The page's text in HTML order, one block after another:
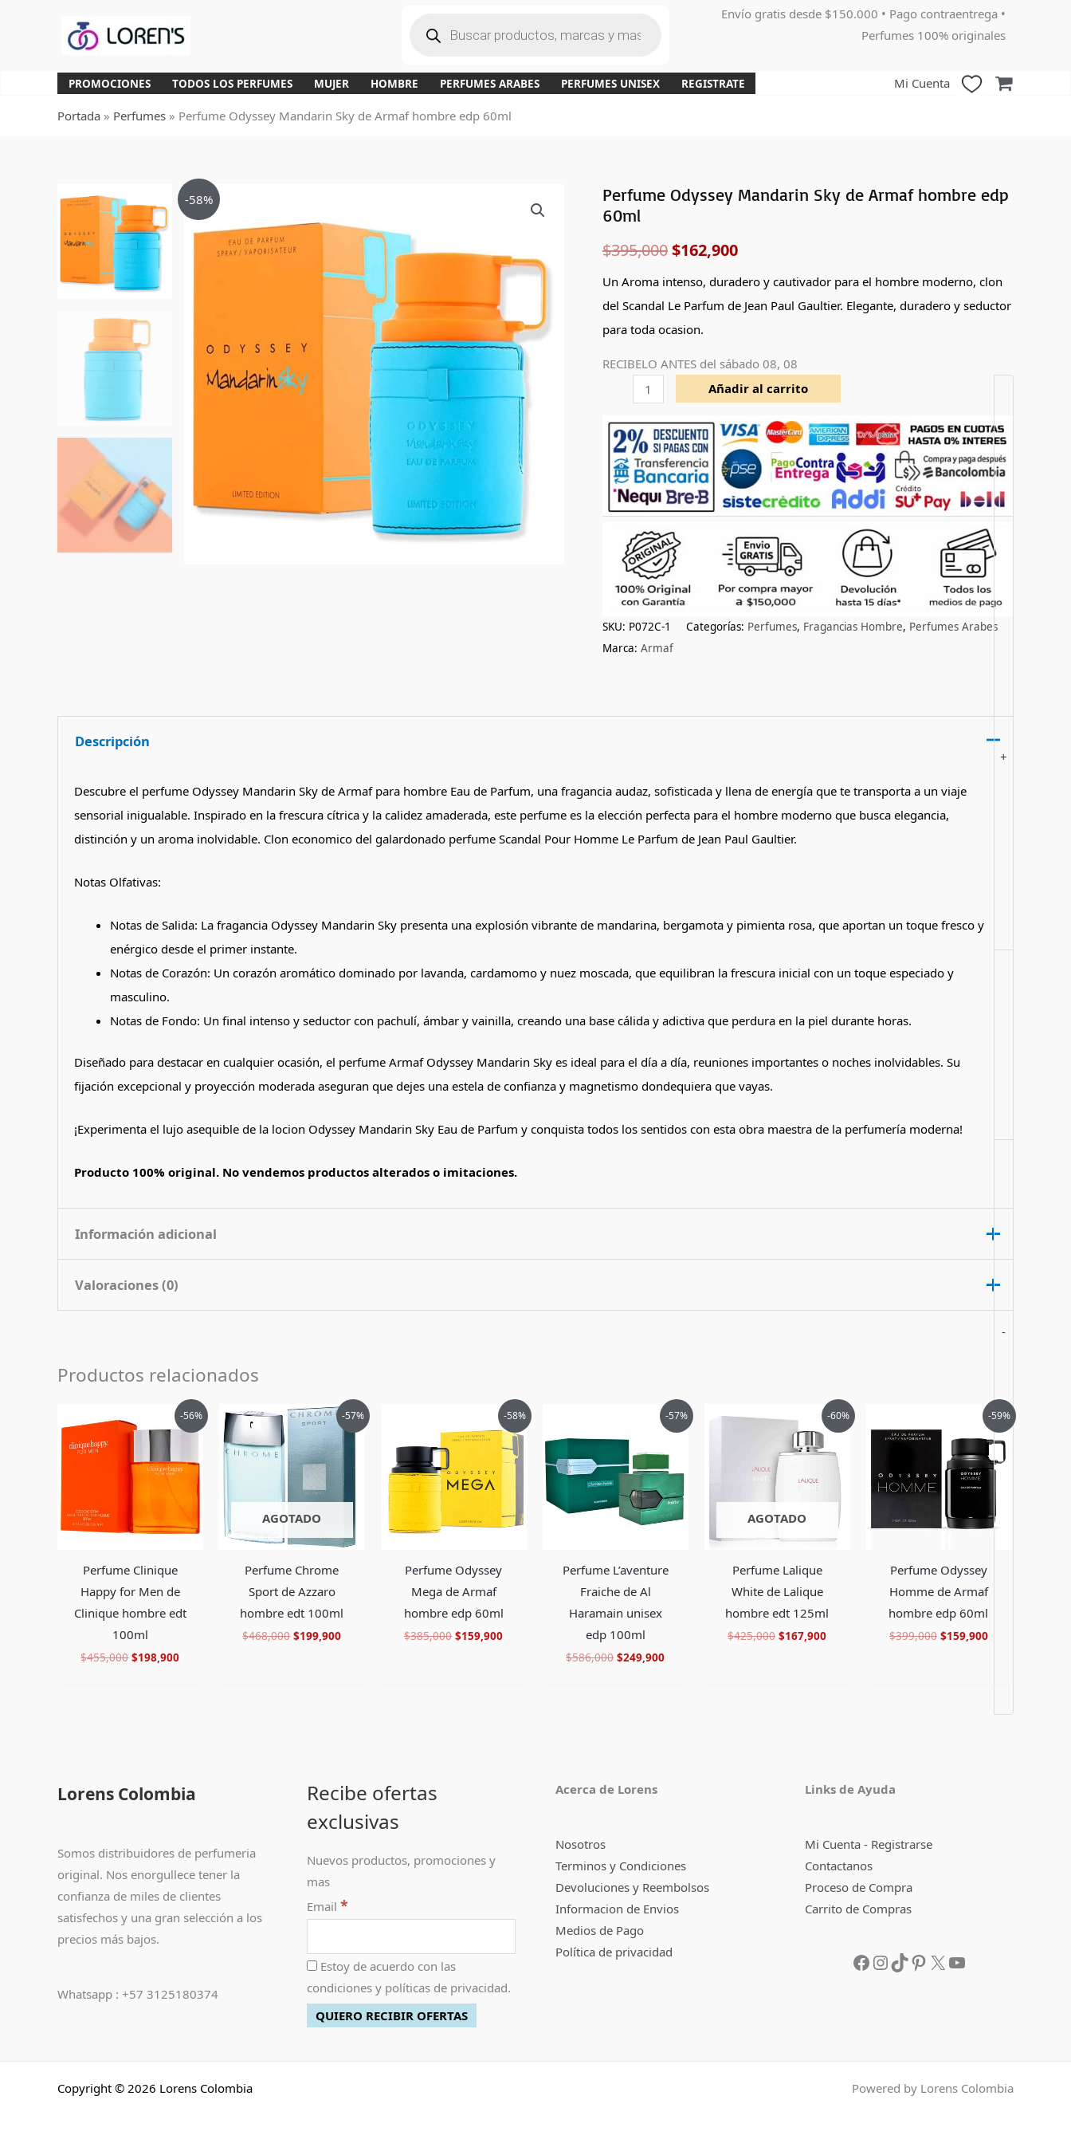
a
d
e
r
o
Envío gratis desde $150.000 • Pago contraentrega •
Perfumes 100% originales
PROMOCIONES TODOS LOS PERFUMES MUJER HOMBRE PERFUMES ARABES PERFUMES UNISEX REGISTRATE Mi Cuenta
Portada » Perfumes » Perfume Odyssey Mandarin Sky de Armaf hombre edp 60ml
-58%
Perfume Odyssey Mandarin Sky de Armaf hombre edp
60ml
$395,000
El
original
$395,000.
$162,900
El
Un Aroma intenso, duradero y cautivador para el hombre moderno, clon
del Scandal Le Parfum de Jean Paul Gaultier. Elegante, duradero y seductor
para toda ocasion.
RECIBELO ANTES del sábado 08, 08
-
Perfume
Odyssey
Sky
de
Armaf
hombre
60ml
cantidad
+
Añadir al carrito
SKU: P072C-1 Categorías: Perfumes, Fragancias Hombre, Perfumes Arabes
Marca: Armaf
Descripción
Descubre el perfume Odyssey Mandarin Sky de Armaf para hombre Eau de Parfum, una fragancia audaz, sofisticada y llena de energía que te transporta a un viaje
sensorial inigualable. Inspirado en la frescura cítrica y la calidez amaderada, este perfume es la elección perfecta para el hombre moderno que busca elegancia,
distinción y un aroma inolvidable. Clon economico del galardonado perfume Scandal Pour Homme Le Parfum de Jean Paul Gaultier.
Notas Olfativas:
Notas de Salida: La fragancia Odyssey Mandarin Sky presenta una explosión vibrante de mandarina, bergamota y pimienta rosa, que aportan un toque fresco y
enérgico desde el primer instante.
Notas de Corazón: Un corazón aromático dominado por lavanda, cardamomo y nuez moscada, que equilibran la frescura inicial con un toque especiado y
masculino.
Notas de Fondo: Un final intenso y seductor con pachulí, ámbar y vainilla, creando una base cálida y adictiva que perdura en la piel durante horas.
Diseñado para destacar en cualquier ocasión, el perfume Armaf Odyssey Mandarin Sky es ideal para el día a día, reuniones importantes o noches inolvidables. Su
fijación excepcional y proyección moderada aseguran que dejes una estela de confianza y magnetismo dondequiera que vayas.
¡Experimenta el lujo asequible de la locion Odyssey Mandarin Sky Eau de Parfum y conquista todos los sentidos con esta obra maestra de la perfumería moderna!
Producto 100% original. No vendemos productos alterados o imitaciones.
Información adicional
Contenido
Pais de Origen Emiratos Arabes Unidos
Tipo de Perfume Eau de Parfum (edp)
Valoraciones (0)
Sé el primero en valorar “Perfume Odyssey Mandarin Sky de Armaf hombre edp 60ml”
Debesacceder para publicar una valoración.
Productos relacionados
-56%
Perfume Clinique
Happy for Men de
Clinique hombre edt
100ml
$455,000
precio
original
$455,000.
$198,900
El
precio
actual
$198,900.
-57%
AGOTADO
Perfume Chrome
Sport de Azzaro
hombre edt 100ml
$468,000
El
precio
original
era:
$468,000.
$199,900
El
precio
actual
$199,900.
-58%
Perfume Odyssey
Mega de Armaf
hombre edp 60ml
$385,000
original
$385,000.
$159,900
El
precio
actual
es:
$159,900.
-57%
Perfume L’aventure
Fraiche de Al
Haramain unisex
edp 100ml
$586,000
original
era:
$586,000.
$249,900
El
precio
actual
-60%
AGOTADO
Perfume Lalique
White de Lalique
hombre edt 125ml
$425,000
precio
original
era:
$425,000.
$167,900
El
precio
actual
es:
$167,900.
-59%
Perfume Odyssey
Homme de Armaf
hombre edp 60ml
$399,000
original
$399,000.
$159,900
El
precio
actual
$159,900.
Lorens Colombia
Somos distribuidores de perfumeria
original. Nos enorgullece tener la
confianza de miles de clientes
satisfechos y una gran selección a los
precios más bajos.
Whatsapp : +57 3125180374
Recibe ofertas
exclusivas
Nuevos productos, promociones y
mas
Email *
Estoy de acuerdo con las
condiciones y políticas de privacidad.
Acerca de Lorens
Nosotros
Terminos y Condiciones
Devoluciones y Reembolsos
Informacion de Envios
Medios de Pago
Política de privacidad
Links de Ayuda
Mi Cuenta - Registrarse
Contactanos
Proceso de Compra
Carrito de Compras
Copyright © 2026 Lorens Colombia Powered by Lorens Colombia